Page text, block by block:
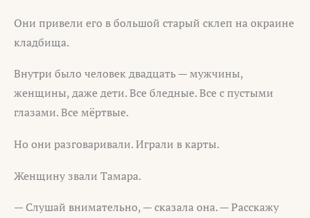
Они привели его в большой старый склеп на окраине
кладбища.
Внутри было человек двадцать — мужчины,
женщины, даже дети. Все бледные. Все с пустыми
глазами. Все мёртвые.
Но они разговаривали. Играли в карты.
Женщину звали Тамара.
— Слушай внимательно, — сказала она. — Расскажу